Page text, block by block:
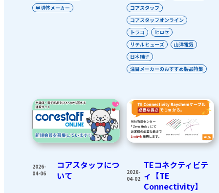
半導体メーカー
コアスタッフ
コアスタッフオンライン
トラコ
ヒロセ
リテルヒューズ
山洋電気
日本端子
注目メーカーのおすすめ製品特集
2026-
04-06
コアスタッフにつ
いて
2026-
04-02
TEコネクティビテ
ィ【TE
Connectivity】